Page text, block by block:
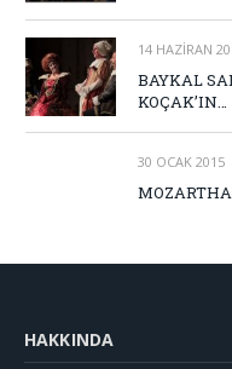
14 HAZIRAN
BAYKAL
KOÇAK’IN…
30 OCAK 2015
HAKKINDA